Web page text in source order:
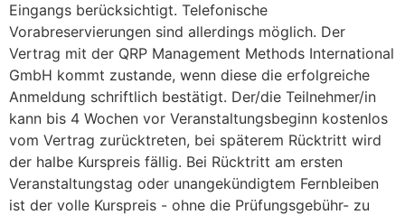
Eingangs berücksichtigt. Telefonische
Vorabreservierungen sind allerdings möglich. Der
Vertrag mit der QRP Management Methods International
GmbH kommt zustande, wenn diese die erfolgreiche
Anmeldung schriftlich bestätigt. Der/die Teilnehmer/in
kann bis 4 Wochen vor Veranstaltungsbeginn kostenlos
vom Vertrag zurücktreten, bei späterem Rücktritt wird
der halbe Kurspreis fällig. Bei Rücktritt am ersten
Veranstaltungstag oder unangekündigtem Fernbleiben
ist der volle Kurspreis - ohne die Prüfungsgebühr- zu